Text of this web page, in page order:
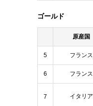
ゴールド
原産国
5 フランス
6 フランス
7 イタリア